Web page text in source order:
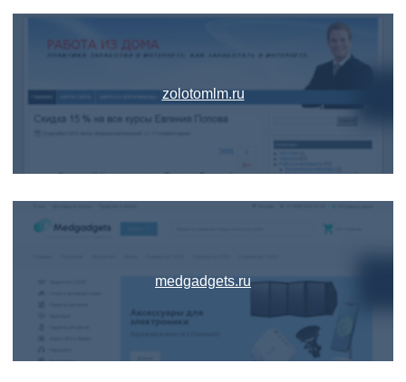
zolotomlm.ru
medgadgets.ru